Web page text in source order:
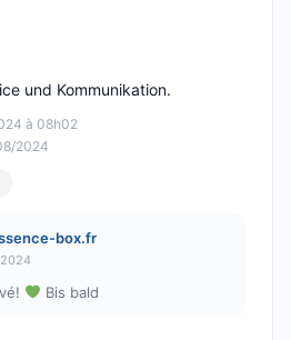
à 08h02
2024
und Kommunikation.
box.fr
Bis bald